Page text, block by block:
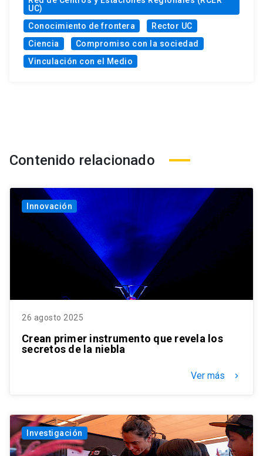
UC)
Conocimiento de frontera
Rector UC
Ciencia
Compromiso con la sociedad
Vinculación con el Medio
Contenido relacionado
Innovación
26 agosto 2025
Crean primer instrumento que revela los
secretos de la niebla
Ver más keyboard_arrow_right
Investigación